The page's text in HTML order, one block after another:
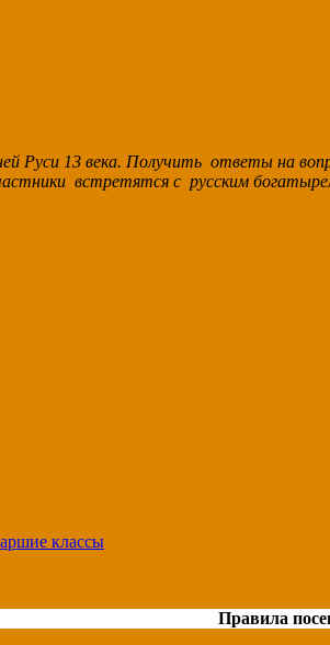
Руси 13 века. Получить ответы на
встретятся с русским
классы
Правила